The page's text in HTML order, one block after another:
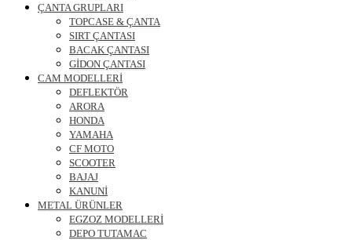
ÇANTA GRUPLARI
TOPCASE & ÇANTA
SIRT ÇANTASI
BACAK ÇANTASI
GİDON ÇANTASI
CAM MODELLERİ
DEFLEKTÖR
ARORA
HONDA
YAMAHA
CF MOTO
SCOOTER
BAJAJ
KANUNİ
METAL ÜRÜNLER
EGZOZ MODELLERİ
DEPO TUTAMAC